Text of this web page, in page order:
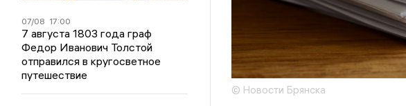
07/08 17:00
7 августа 1803 года граф
Федор Иванович Толстой
отправился в кругосветное
путешествие
© Новости Брянска